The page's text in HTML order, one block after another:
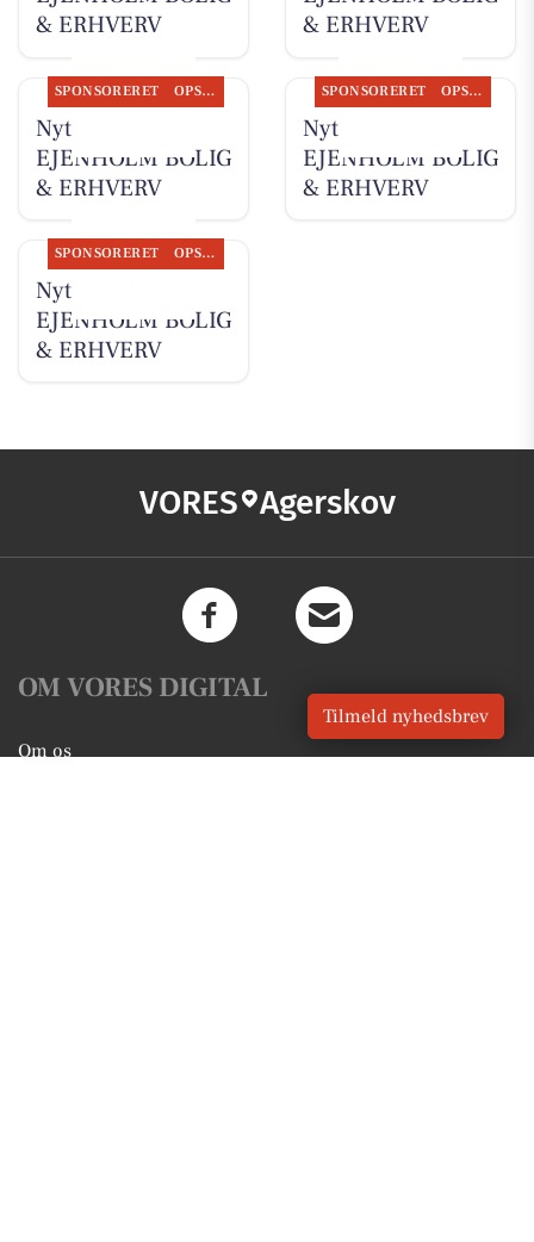
& ERHVERV
& ERHVERV
SPONSORERET OPSLAGSTAVLEN
Nyt fra
EJENHOLM BOLIG
& ERHVERV
SPONSORERET OPSLAGSTAVLEN
Nyt fra
EJENHOLM BOLIG
& ERHVERV
SPONSORERET OPSLAGSTAVLEN
Nyt fra
EJENHOLM BOLIG
& ERHVERV
VORES Agerskov
OM VORES DIGITAL
Om os
Tilmeld nyhedsbrev